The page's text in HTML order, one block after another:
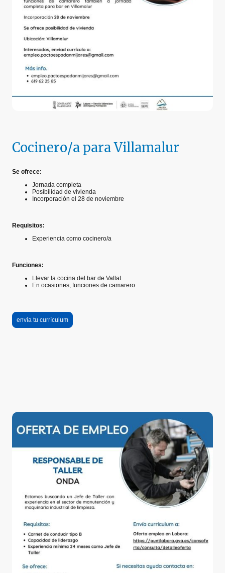
Cocinero/a para Villamalur
Se ofrece:
Jornada completa
Posibilidad de vivienda
Incorporación el 28 de noviembre
Requisitos:
Experiencia como cocinero/a
Funciones:
Llevar la cocina del bar de Vallat
En ocasiones, funciones de camarero
envía tu currículum